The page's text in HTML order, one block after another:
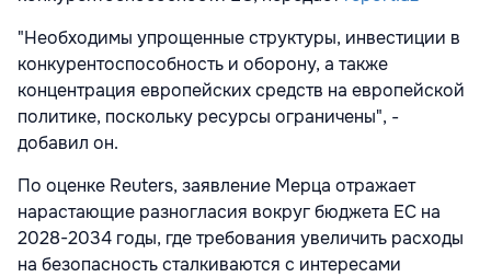
"Необходимы упрощенные структуры, инвестиции в
конкурентоспособность и оборону, а также
концентрация европейских средств на европейской
политике, поскольку ресурсы ограничены", -
добавил он.
По оценке Reuters, заявление Мерца отражает
нарастающие разногласия вокруг бюджета ЕС на
2028-2034 годы, где требования увеличить расходы
на безопасность сталкиваются с интересами